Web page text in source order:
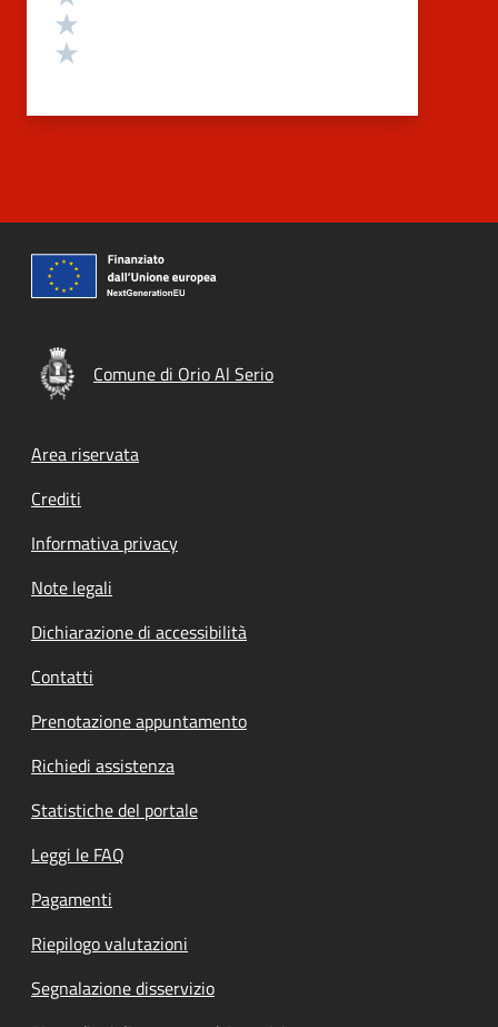
Comune di Orio Al Serio
Footer menu
Area riservata
Crediti
Informativa privacy
Note legali
Dichiarazione di accessibilità
Contatti
Prenotazione appuntamento
Richiedi assistenza
Statistiche del portale
Leggi le FAQ
Pagamenti
Riepilogo valutazioni
Segnalazione disservizio